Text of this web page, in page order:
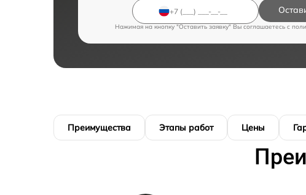
Нажимая на кнопку "Оставить заявку" Вы соглашаетесь c
Преимущества Этапы работ Цены